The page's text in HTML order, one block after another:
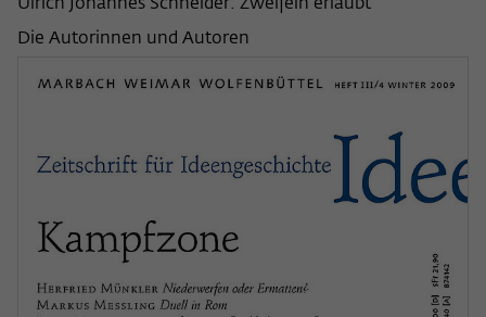
Ulrich Johannes Schneider: Zweifeln erlaubt
Die Autorinnen und Autoren